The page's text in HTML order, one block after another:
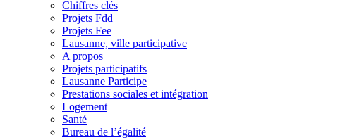
Chiffres clés
Projets Fdd
Projets Fee
Lausanne, ville participative
A propos
Projets participatifs
Lausanne Participe
Prestations sociales et intégration
Logement
Santé
Bureau de l’égalité